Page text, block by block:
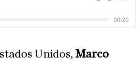
Unidos, Marco